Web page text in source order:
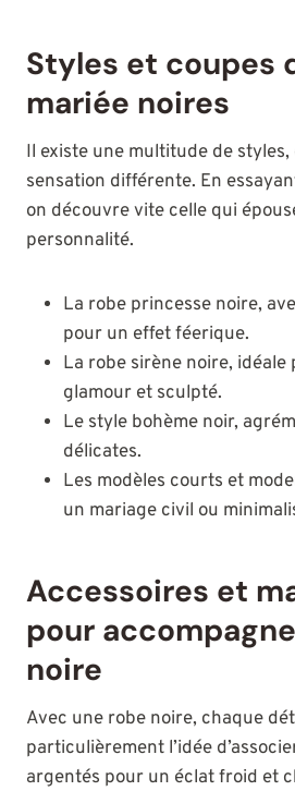
Styles et coupes
mariée noires
Il existe une multitude de
sensation différente. En
on découvre vite celle qui
personnalité.
La robe princesse noire,
pour un effet féerique.
La robe sirène noire, idéale
glamour et sculpté.
Le style bohème noir,
délicates.
Les modèles courts et
un mariage civil ou
Accessoires et
pour
noire
Avec une robe noire, chaque
particulièrement l’idée
argentés pour un éclat froid et